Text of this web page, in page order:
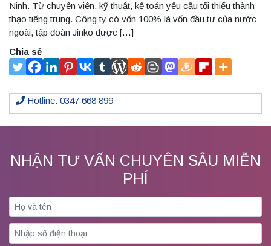
Ninh. Từ chuyên viên, kỹ thuật, kế toán yêu cầu tối thiểu thành
thạo tiếng trung. Công ty có vốn 100% là vốn đầu tư của nước
ngoài, tập đoàn Jinko được […]
Chia sẻ
Hotline: 0347 668 899
NHẬN TƯ VẤN CHUYÊN SÂU MIỄN
PHÍ